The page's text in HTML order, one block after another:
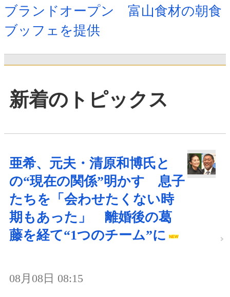
ブランドオープン 富山食材の朝食
ブッフェを提供
新着のトピックス
亜希、元夫・清原和博氏と
の“現在の関係”明かす 息子
たちを「会わせたくない時
期もあった」 離婚後の葛
藤を経て“1つのチーム”に
08月08日 08:15